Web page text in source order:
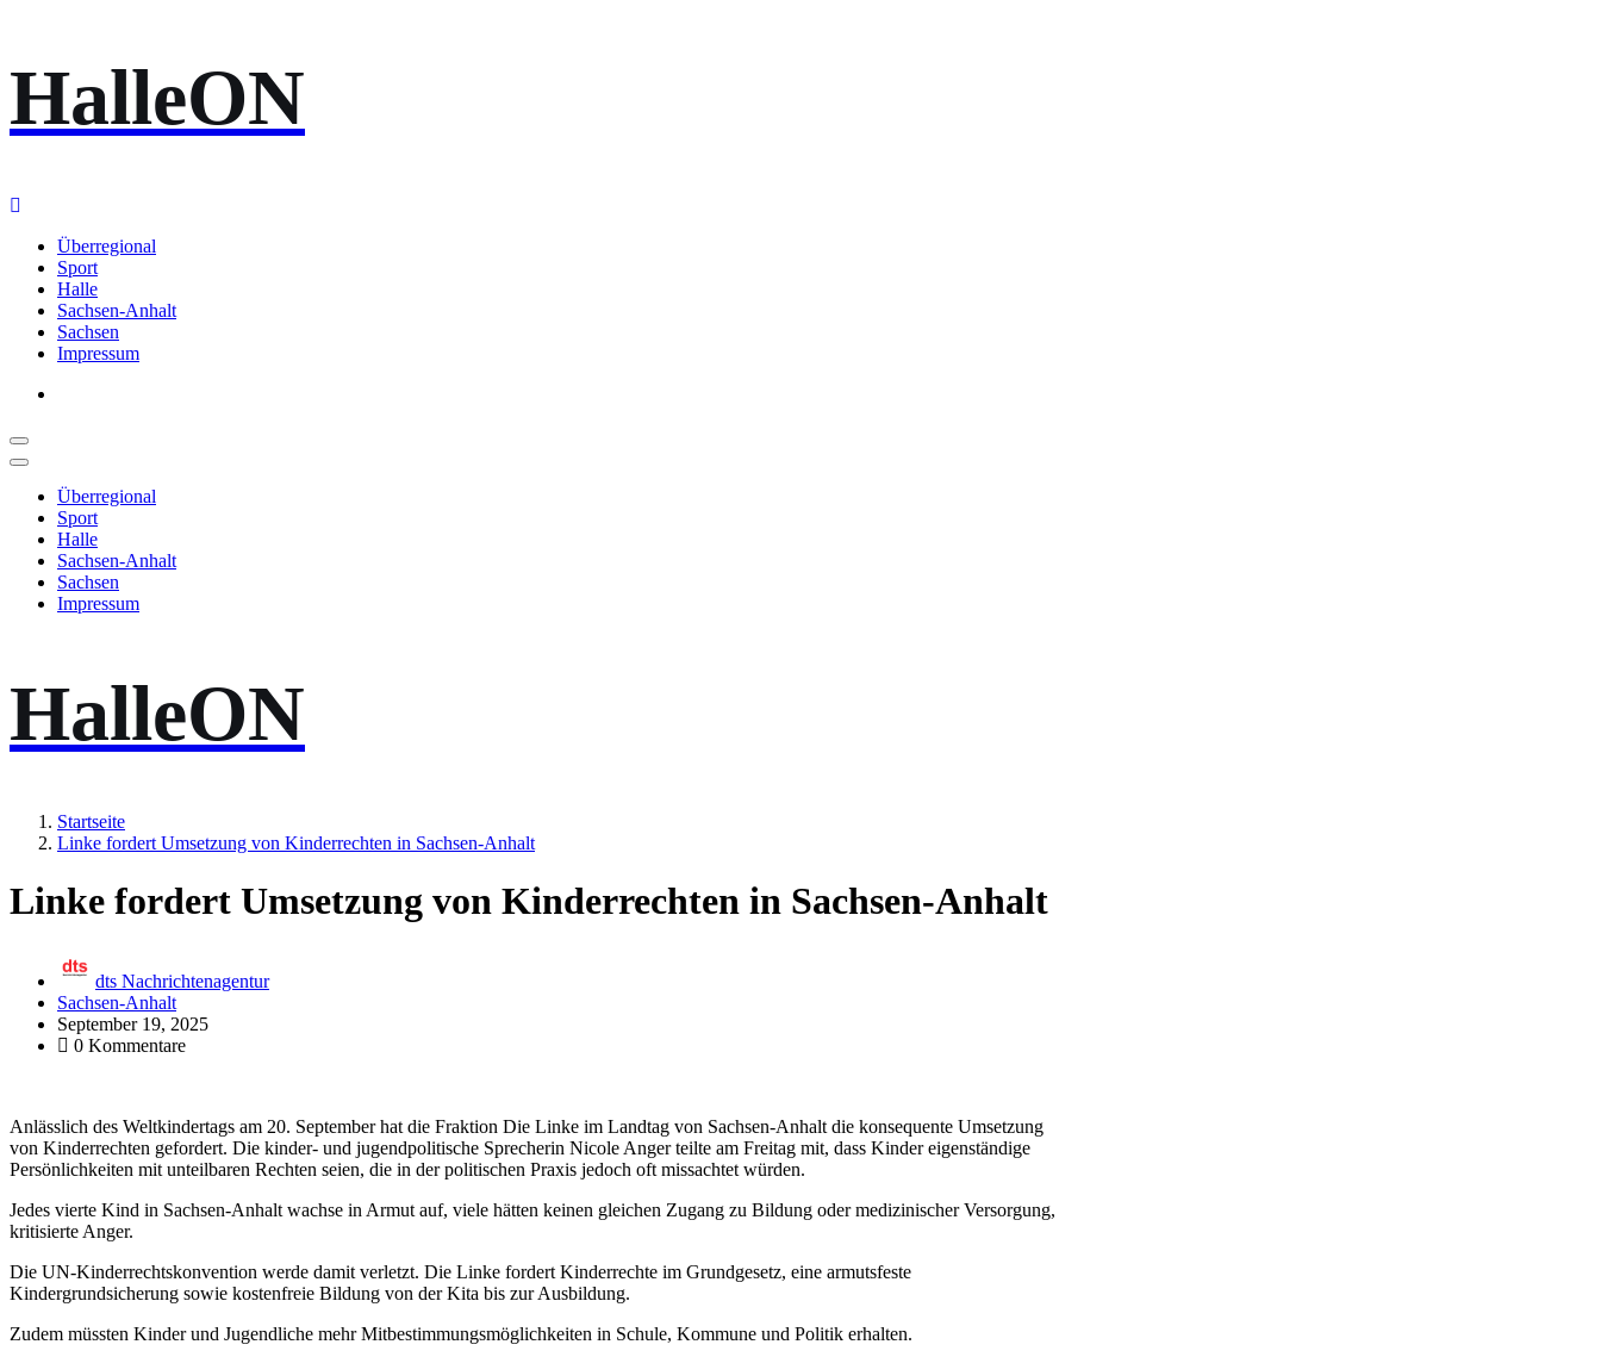
Inhalt
springen
HalleON
Überregional
Sport
Halle
Sachsen-Anhalt
Sachsen
Impressum
Überregional
Sport
Halle
Sachsen-Anhalt
Sachsen
Impressum
HalleON
Startseite
Linke fordert Umsetzung von Kinderrechten in Sachsen-Anhalt
Linke fordert Umsetzung von Kinderrechten in Sachsen-Anhalt
dts Nachrichtenagentur
Sachsen-Anhalt
September 19, 2025
0 Kommentare
Anlässlich des Weltkindertags am 20. September hat die Fraktion Die Linke im Landtag von Sachsen-Anhalt die konsequente Umsetzung
von Kinderrechten gefordert. Die kinder- und jugendpolitische Sprecherin Nicole Anger teilte am Freitag mit, dass Kinder eigenständige
Persönlichkeiten mit unteilbaren Rechten seien, die in der politischen Praxis jedoch oft missachtet würden.
Jedes vierte Kind in Sachsen-Anhalt wachse in Armut auf, viele hätten keinen gleichen Zugang zu Bildung oder medizinischer Versorgung,
kritisierte Anger.
Die UN-Kinderrechtskonvention werde damit verletzt. Die Linke fordert Kinderrechte im Grundgesetz, eine armutsfeste
Kindergrundsicherung sowie kostenfreie Bildung von der Kita bis zur Ausbildung.
Zudem müssten Kinder und Jugendliche mehr Mitbestimmungsmöglichkeiten in Schule, Kommune und Politik erhalten.